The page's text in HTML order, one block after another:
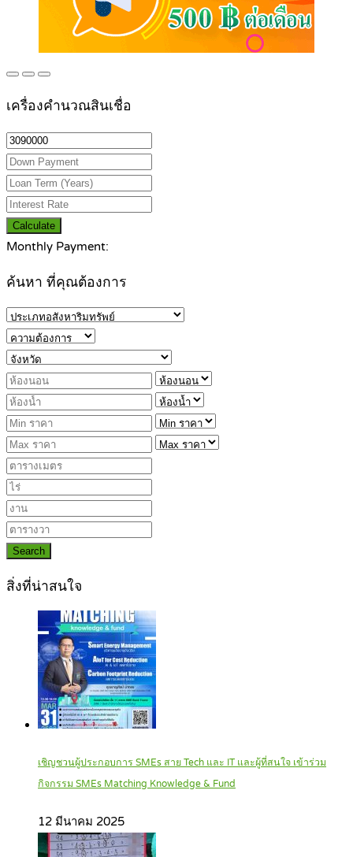
เครื่องคำนวณสินเชื่อ
Calculate
Monthly Payment:
ค้นหา ที่คุณต้องการ
Search
สิ่งที่น่าสนใจ
เชิญชวนผู้ประกอบการ SMEs สาย Tech และ IT และผู้ที่สนใจ เข้าร่วม
กิจกรรม SMEs Matching Knowledge & Fund
12 มีนาคม 2025